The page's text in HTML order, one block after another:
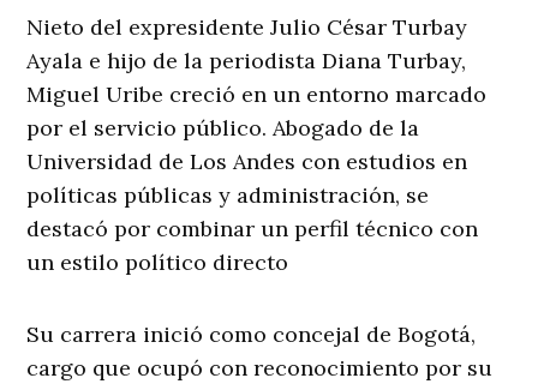
Nieto del expresidente Julio César Turbay
Ayala e hijo de la periodista Diana Turbay,
Miguel Uribe creció en un entorno marcado
por el servicio público. Abogado de la
Universidad de Los Andes con estudios en
políticas públicas y administración, se
destacó por combinar un perfil técnico con
un estilo político directo
Su carrera inició como concejal de Bogotá,
cargo que ocupó con reconocimiento por su